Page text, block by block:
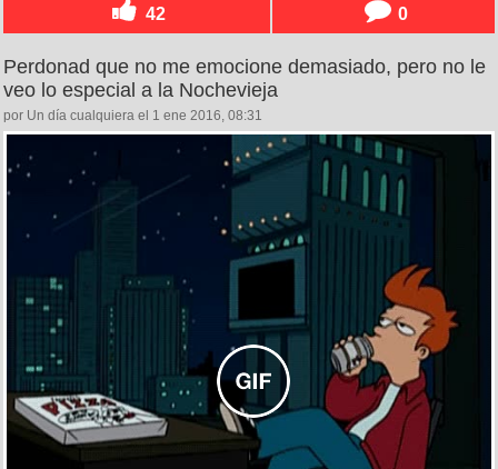
42 0
Perdonad que no me emocione demasiado, pero no le
veo lo especial a la Nochevieja
por Un día cualquiera el 1 ene 2016, 08:31